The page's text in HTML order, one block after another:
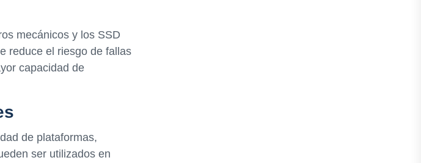
mecánicos y los SSD
reduce el riesgo de fallas
capacidad de
de plataformas,
ser utilizados en